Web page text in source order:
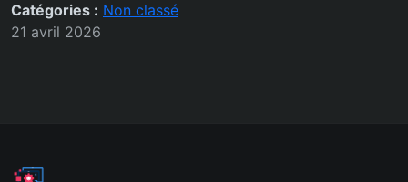
Catégories : Non classé
21 avril 2026